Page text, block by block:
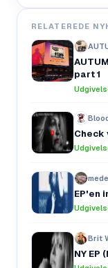
RELATEREDE
part 1
Check
EP'en
Brit
NY EP